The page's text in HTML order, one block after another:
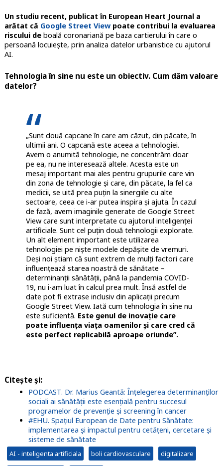
Un studiu recent, publicat în European Heart Journal a
arătat că Google Street Viewpoate contribui la evaluarea
riscului de boală coronariană pe baza cartierului în care o
persoană locuiește, prin analiza datelor urbanistice cu ajutorul
AI.
Tehnologia în sine nu este un obiectiv. Cum dăm valoare
datelor?
„Sunt două capcane în care am căzut, din păcate, în
ultimii ani. O capcană este aceea a tehnologiei.
Avem o anumită tehnologie, ne concentrăm doar
pe ea, nu ne interesează altele. Acesta este un
mesaj important mai ales pentru grupurile care vin
din zona de tehnologie și care, din păcate, la fel ca
medicii, se uită prea puțin la sinergiile cu alte
sectoare, ceea ce i-ar putea inspira și ajuta. În cazul
de fază, avem imaginile generate de Google Street
View care sunt interpretate cu ajutorul inteligenței
artificiale. Sunt cel puțin două tehnologii explorate.
Un alt element important este utilizarea
tehnologiei pe niște modele depășite de vremuri.
Deși noi știam că sunt extrem de mulți factori care
influențează starea noastră de sănătate –
determinanții sănătății, până la pandemia COVID-
19, nu i-am luat în calcul prea mult. Însă astfel de
date pot fi extrase inclusiv din aplicații precum
Google Street View. Iată cum tehnologia în sine nu
este suficientă. Este genul de inovație care
poate influența viața oamenilor și care cred că
este perfect replicabilă aproape oriunde”.
Citește și:
PODCAST. Dr. Marius Geantă: Înțelegerea determinanților
sociali ai sănătății este esențială pentru succesul
programelor de prevenție și screening în cancer
#EHU. Spațiul European de Date pentru Sănătate:
implementarea și impactul pentru cetățeni, cercetare și
sisteme de sănătate
AI - inteligenta artificiala boli cardiovasculare digitalizare